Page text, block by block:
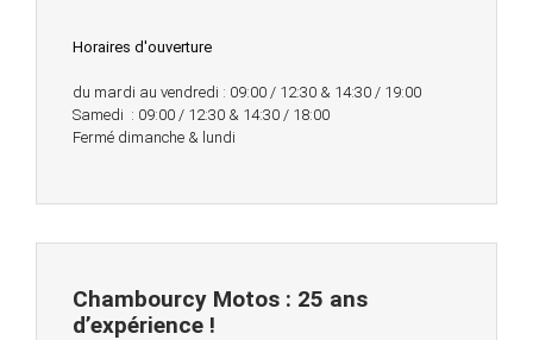
Horaires d'ouverture
du mardi au vendredi : 09:00 / 12:30 & 14:30 / 19:00
Samedi : 09:00 / 12:30 & 14:30 / 18:00
Fermé dimanche & lundi
Chambourcy Motos : 25 ans
d’expérience !